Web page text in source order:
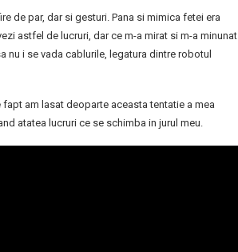
de par, dar si gesturi. Pana si mimica fetei era
astfel de lucruri, dar ce m-a mirat si m-a minunat
i se vada cablurile, legatura dintre robotul
am lasat deoparte aceasta tentatie a mea
atatea lucruri ce se schimba in jurul meu.